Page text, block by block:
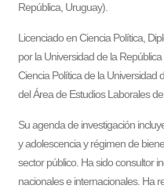
República, Uruguay).
Licenciado en Ciencia Política,
por la Universidad de la
Ciencia Política de la Universidad
del Área de Estudios Laborales
Su agenda de investigación
y adolescencia y régimen de
sector público. Ha sido consultor
nacionales e internacionales. Ha